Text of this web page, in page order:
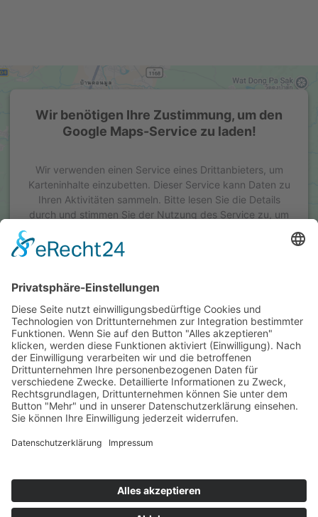
Wir benötigen Ihre Zustimmung, um den
Google Maps-Service zu laden!
Wir verwenden einen Service eines Drittanbieters, um
Karteninhalte einzubetten. Dieser Service kann Daten zu
Ihren Aktivitäten sammeln. Bitte lesen Sie die Details
durch und stimmen Sie der Nutzung des Service zu, um
powered by Usercentrics Consent Management Platform
&eRecht24
Kontakt